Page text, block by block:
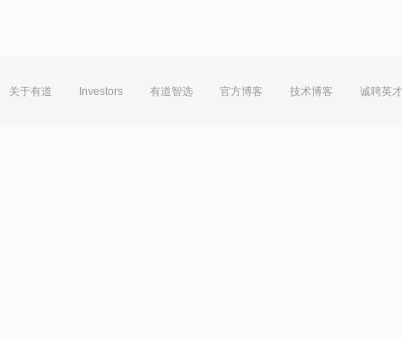
关于有道 Investors 有道智选 官方博客 技术博客 诚聘英才